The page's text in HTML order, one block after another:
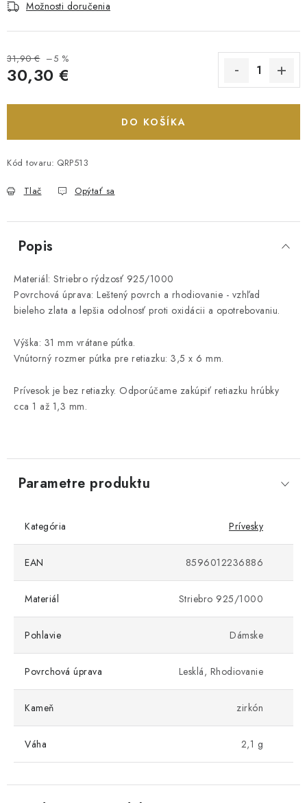
Možnosti doručenia
31,90 € –5 %
30,30 €
DO KOŠÍKA
Kód tovaru: QRP513
Tlač Opýtať sa
Popis
Materiál: Striebro rýdzosť 925/1000
Povrchová úprava: Leštený povrch a rhodiovanie - vzhľad
bieleho zlata a lepšia odolnosť proti oxidácii a opotrebovaniu.
Výška: 31 mm vrátane pútka.
Vnútorný rozmer pútka pre retiazku: 3,5 x 6 mm.
Prívesok je bez retiazky. Odporúčame zakúpiť retiazku hrúbky
cca 1 až 1,3 mm.
Parametre produktu
Kategória Prívesky
EAN 8596012236886
Materiál Striebro 925/1000
Pohlavie Dámske
Povrchová úprava Lesklá, Rhodiovanie
Kameň zirkón
Váha 2,1 g